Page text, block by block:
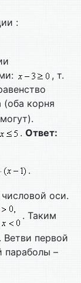
:
, т.
(оба корня
. Ответ:
.
оси.
. Таким
первой
параболы –